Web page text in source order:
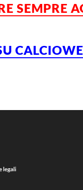
SEMPRE
legali